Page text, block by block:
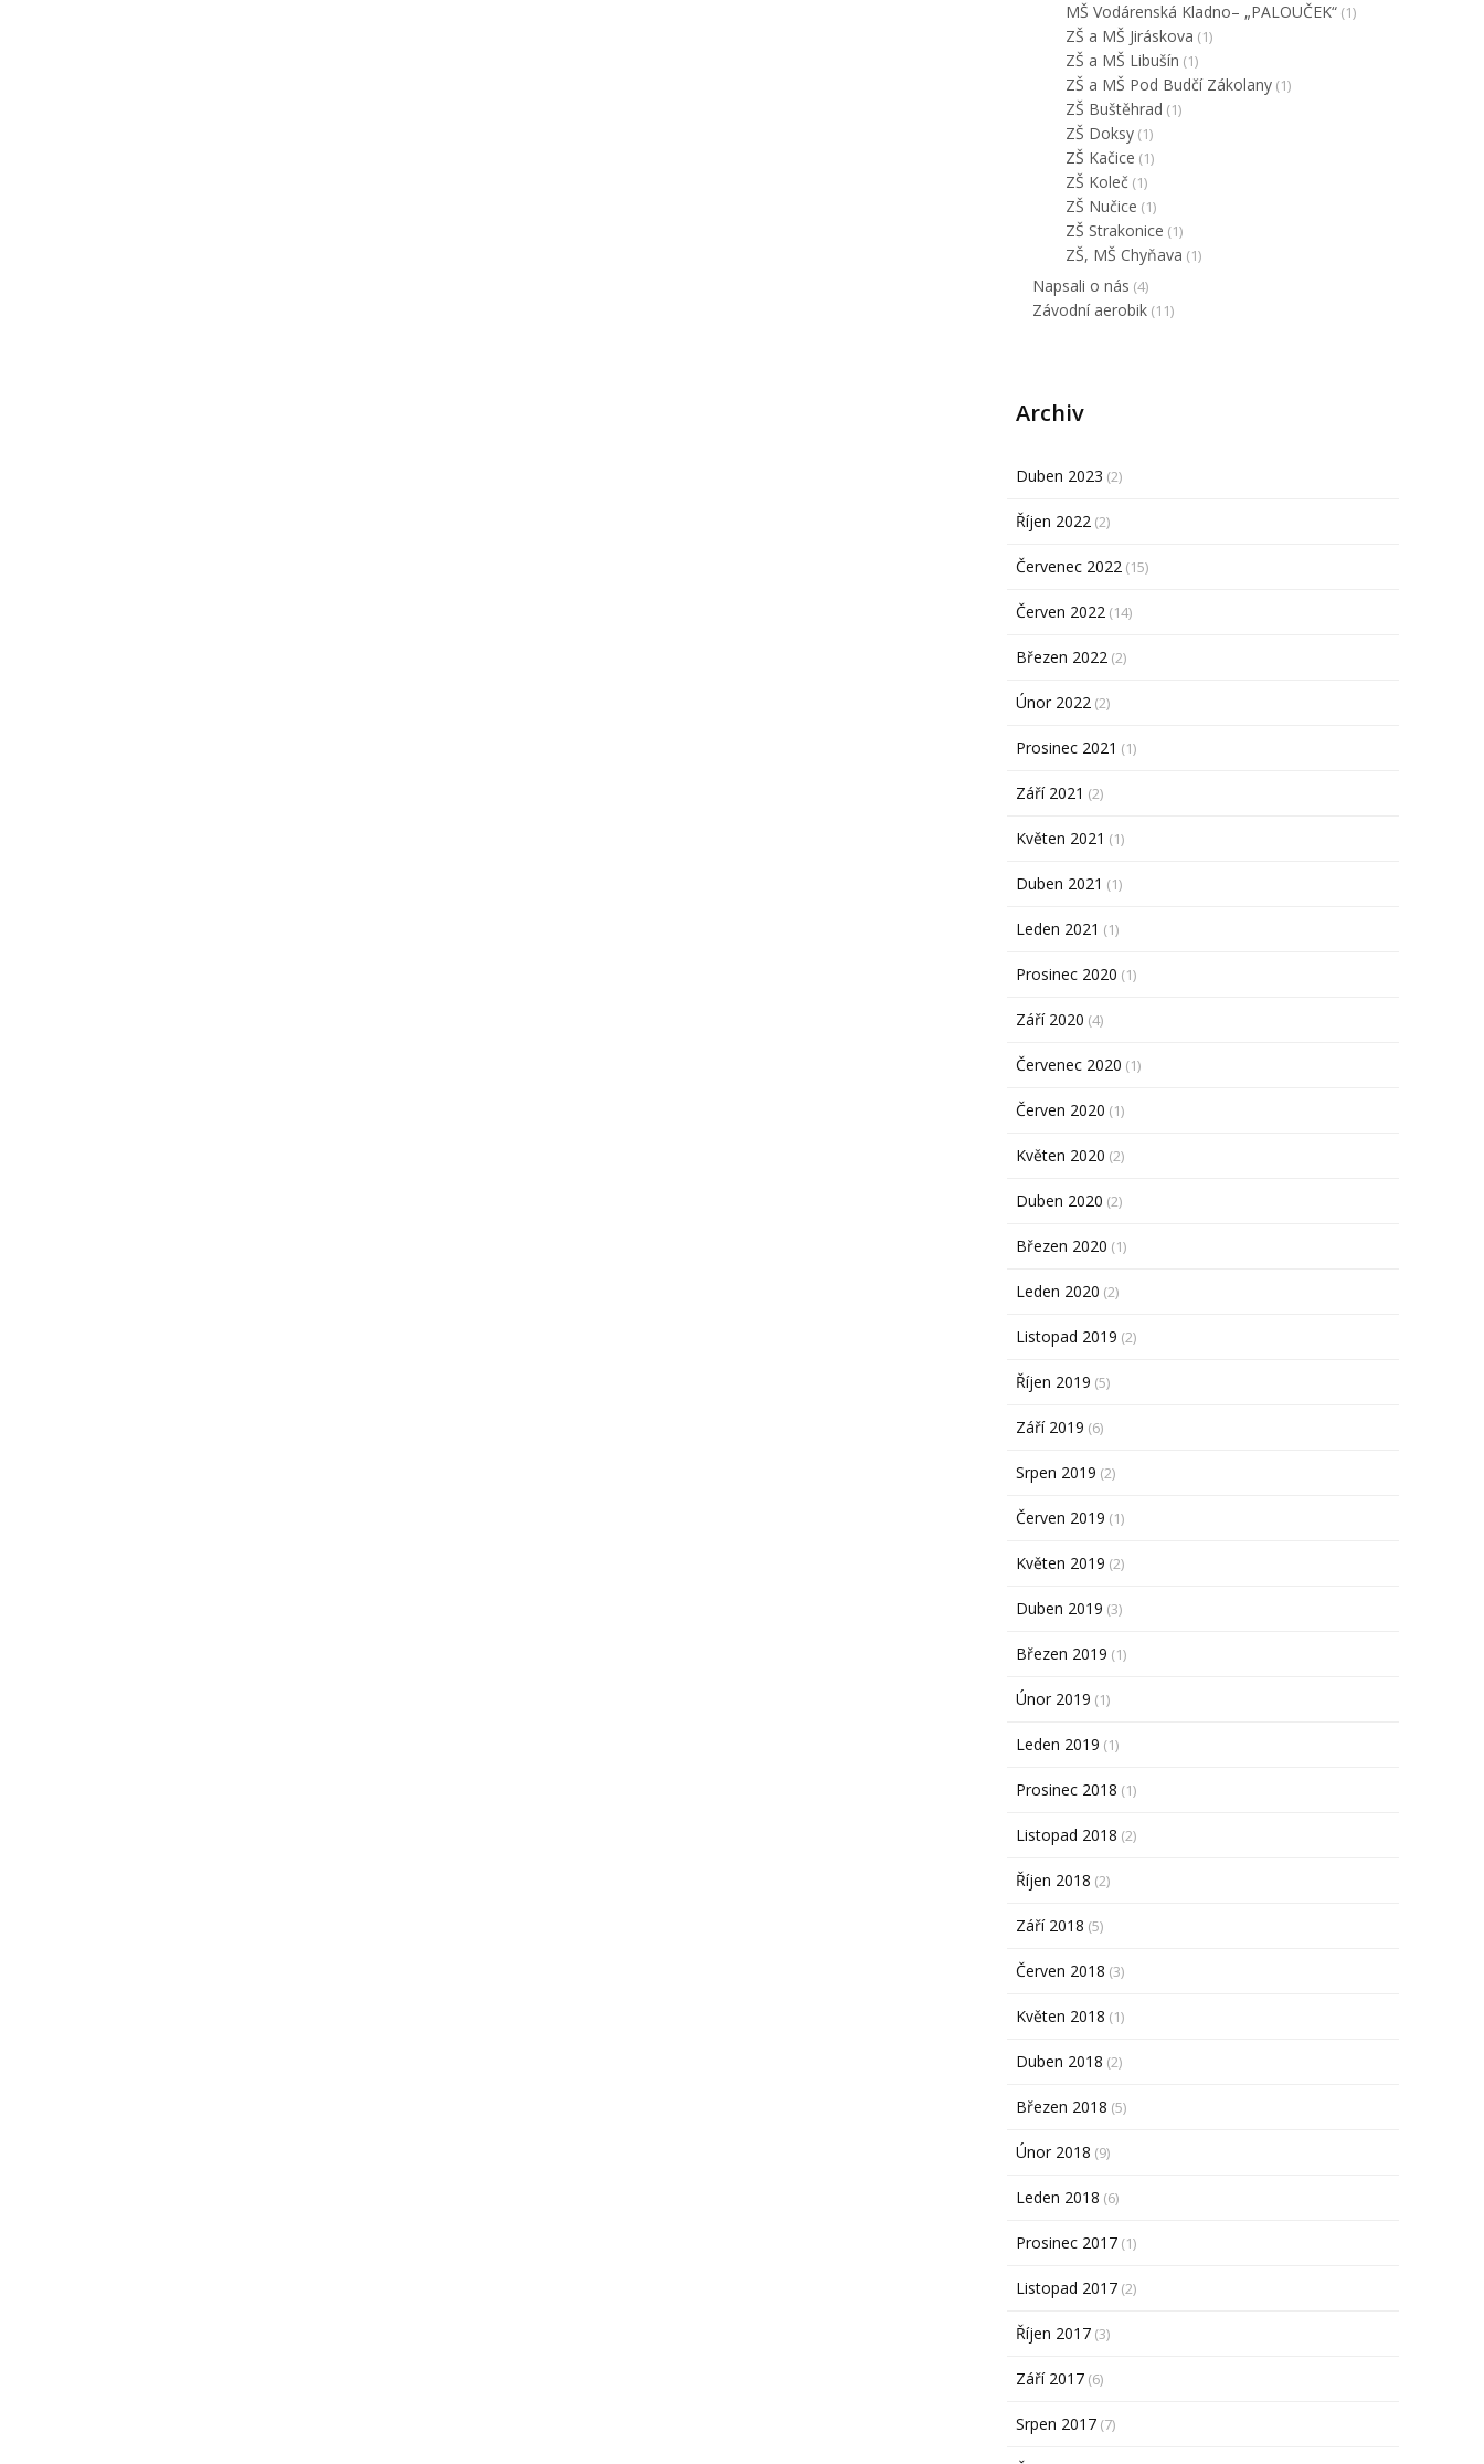
MŠ Vodárenská Kladno– „PALOUČEK“(1)
ZŠ a MŠ Jiráskova (1)
ZŠ a MŠ Libušín (1)
ZŠ a MŠ Pod Budčí Zákolany(1)
ZŠ Buštěhrad (1)
ZŠ Doksy(1)
ZŠ Kačice (1)
ZŠ Koleč (1)
ZŠ Nučice (1)
ZŠ Strakonice (1)
ZŠ, MŠ Chyňava (1)
Napsali o nás (4)
Závodní aerobik(11)
Archiv
Duben 2023 (2)
Říjen 2022(2)
Červenec 2022(15)
Červen 2022(14)
Březen 2022(2)
Únor 2022(2)
Prosinec 2021 (1)
Září 2021 (2)
Květen 2021 (1)
Duben 2021 (1)
Leden 2021 (1)
Prosinec 2020 (1)
Září 2020 (4)
Červenec 2020 (1)
Červen 2020 (1)
Květen 2020 (2)
Duben 2020 (2)
Březen 2020 (1)
Leden 2020 (2)
Listopad 2019 (2)
Říjen 2019 (5)
Září 2019 (6)
Srpen 2019 (2)
Červen 2019 (1)
Květen 2019 (2)
Duben 2019 (3)
Březen 2019 (1)
Únor 2019 (1)
Leden 2019 (1)
Prosinec 2018 (1)
Listopad 2018 (2)
Říjen 2018 (2)
Září 2018 (5)
Červen 2018 (3)
Květen 2018 (1)
Duben 2018 (2)
Březen 2018 (5)
Únor 2018 (9)
Leden 2018 (6)
Prosinec 2017(1)
Listopad 2017(2)
Říjen 2017(3)
Září 2017(6)
Srpen 2017(7)